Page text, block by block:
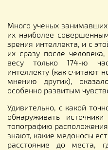
Много ученых
их наиболее
зрения интеллекта, и с
их сразу после
весу только 174-ю
интеллекту (как считают
мнению других),
особенно развитым
Удивительно, с какой
обнаруживать
топографию
знают, какие медоносы
расстояние до места,